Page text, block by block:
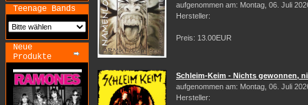
Teenage Bands
Neue
Produkte
aufgenommen am: Montag, 06. Juli
Hersteller:
Preis: 13.00EUR
Schleim-Keim - Nichts gewonnen,
aufgenommen am: Montag, 06. Juli
Hersteller: